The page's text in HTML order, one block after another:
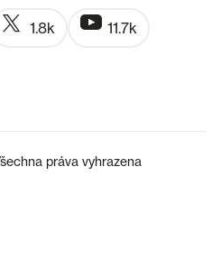
1.8k 11.7k
práva vyhrazena